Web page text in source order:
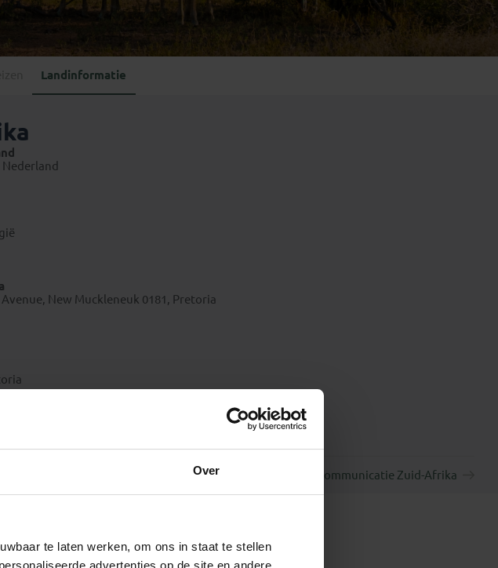
Over
te laten werken, om ons in staat te stellen
(4)
(1)
(2)
Emiraten
Landinformatie
Nederland
New Muckleneuk 0181, Pretoria
Communicatie Zuid-Afrika